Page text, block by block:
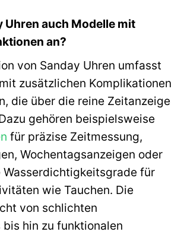
Uhren auch Modelle mit
an?
von Sanday Uhren umfasst
zusätzlichen Komplikationen
die über die reine Zeitanzeige
gehören beispielsweise
für präzise Zeitmessung,
Wochentagsanzeigen oder
Wasserdichtigkeitsgrade für
wie Tauchen. Die
von schlichten
hin zu funktionalen